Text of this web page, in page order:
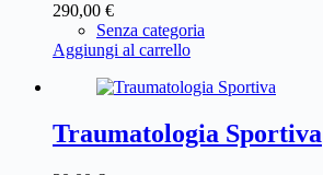
290,00 €
Senza categoria
Aggiungi al carrello
Traumatologia Sportiva